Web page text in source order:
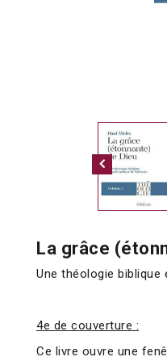
La grâce
Une théologie
4e de couverture :
Ce livre ouvre une